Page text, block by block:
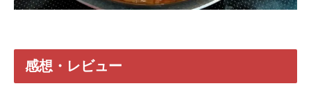
感想・レビュー